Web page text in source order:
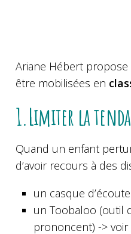
Ariane Hébert propose
être mobilisées en
1.Limiter la
Quand un enfant
d’avoir recours à des
un casque
un Toobaloo (outil
prononcent) ->